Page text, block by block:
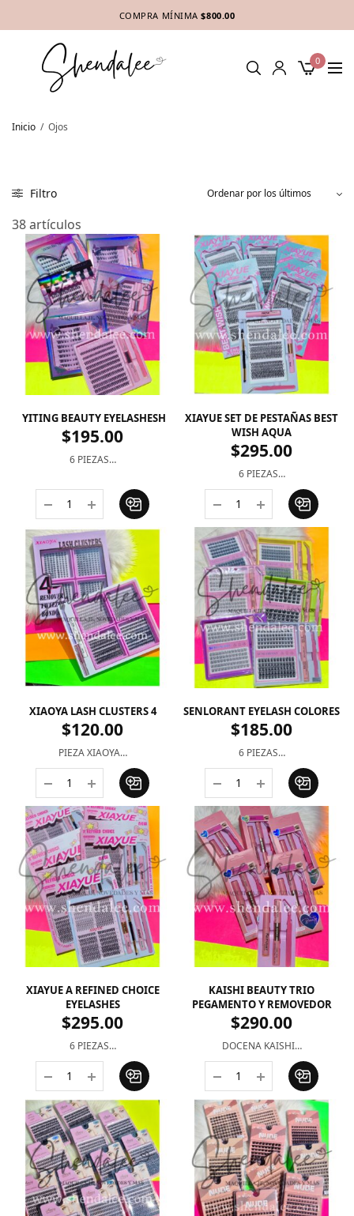
COMPRA MÍNIMA $800.00
0
Inicio / Ojos
Filtro
38 artículos
YITING BEAUTY EYELASHESH
$195.00
6 PIEZAS…
XIAYUE SET DE PESTAÑAS BEST
WISH AQUA
$295.00
6 PIEZAS…
XIAOYA LASH CLUSTERS 4
$120.00
PIEZA XIAOYA…
SENLORANT EYELASH COLORES
$185.00
6 PIEZAS…
XIAYUE A REFINED CHOICE
EYELASHES
$295.00
6 PIEZAS…
KAISHI BEAUTY TRIO
PEGAMENTO Y REMOVEDOR
$290.00
DOCENA KAISHI…